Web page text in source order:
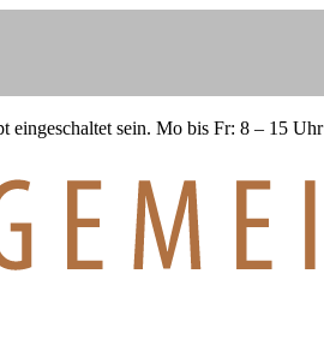
eingeschaltet sein. Mo bis Fr: 8 – 15 Uhr